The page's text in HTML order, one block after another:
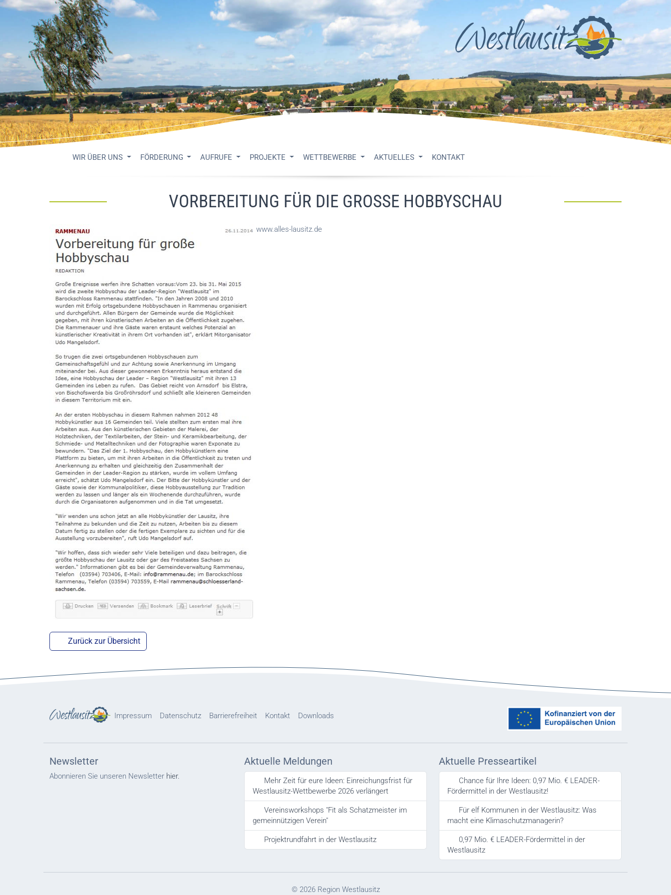
WIR ÜBER UNS FÖRDERUNG AUFRUFE PROJEKTE WETTBEWERBE AKTUELLES KONTAKT
VORBEREITUNG FÜR DIE GROSSE HOBBYSCHAU
www.alles-lausitz.de
Zurück zur Übersicht
Impressum Datenschutz Barrierefreiheit Kontakt Downloads
Newsletter
Abonnieren Sie unseren Newsletter hier.
Aktuelle Meldungen
Mehr Zeit für eure Ideen: Einreichungsfrist für
Westlausitz-Wettbewerbe 2026 verlängert
Vereinsworkshops "Fit als Schatzmeister im
gemeinnützigen Verein"
Projektrundfahrt in der Westlausitz
Aktuelle Presseartikel
Chance für Ihre Ideen: 0,97 Mio. € LEADER-
Fördermittel in der Westlausitz!
Für elf Kommunen in der Westlausitz: Was
macht eine Klimaschutzmanagerin?
0,97 Mio. € LEADER-Fördermittel in der
Westlausitz
© 2026 Region Westlausitz